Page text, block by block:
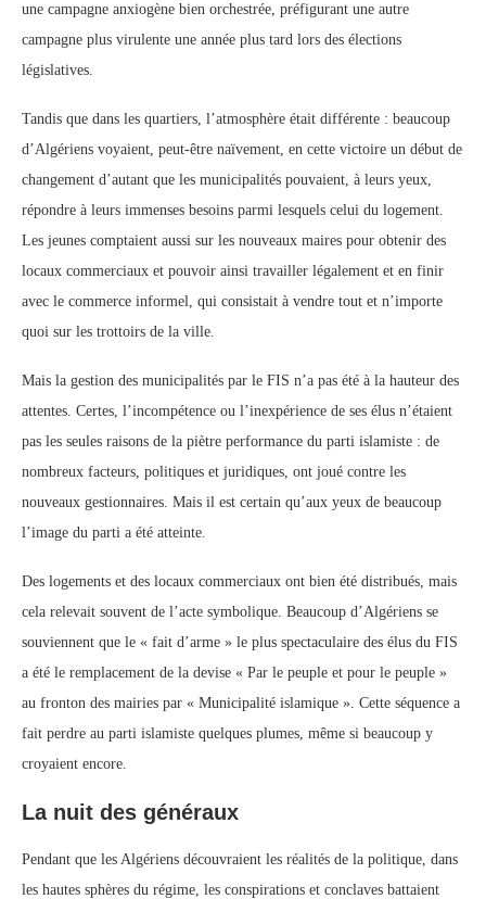
une campagne anxiogène bien orchestrée, préfigurant une autre
campagne plus virulente une année plus tard lors des élections
législatives.
Tandis que dans les quartiers, l’atmosphère était différente : beaucoup
d’Algériens voyaient, peut-être naïvement, en cette victoire un début de
changement d’autant que les municipalités pouvaient, à leurs yeux,
répondre à leurs immenses besoins parmi lesquels celui du logement.
Les jeunes comptaient aussi sur les nouveaux maires pour obtenir des
locaux commerciaux et pouvoir ainsi travailler légalement et en finir
avec le commerce informel, qui consistait à vendre tout et n’importe
quoi sur les trottoirs de la ville.
Mais la gestion des municipalités par le FIS n’a pas été à la hauteur des
attentes. Certes, l’incompétence ou l’inexpérience de ses élus n’étaient
pas les seules raisons de la piètre performance du parti islamiste : de
nombreux facteurs, politiques et juridiques, ont joué contre les
nouveaux gestionnaires. Mais il est certain qu’aux yeux de beaucoup
l’image du parti a été atteinte.
Des logements et des locaux commerciaux ont bien été distribués, mais
cela relevait souvent de l’acte symbolique. Beaucoup d’Algériens se
souviennent que le « fait d’arme » le plus spectaculaire des élus du FIS
a été le remplacement de la devise « Par le peuple et pour le peuple »
au fronton des mairies par « Municipalité islamique ». Cette séquence a
fait perdre au parti islamiste quelques plumes, même si beaucoup y
croyaient encore.
La nuit des généraux
Pendant que les Algériens découvraient les réalités de la politique, dans
les hautes sphères du régime, les conspirations et conclaves battaient